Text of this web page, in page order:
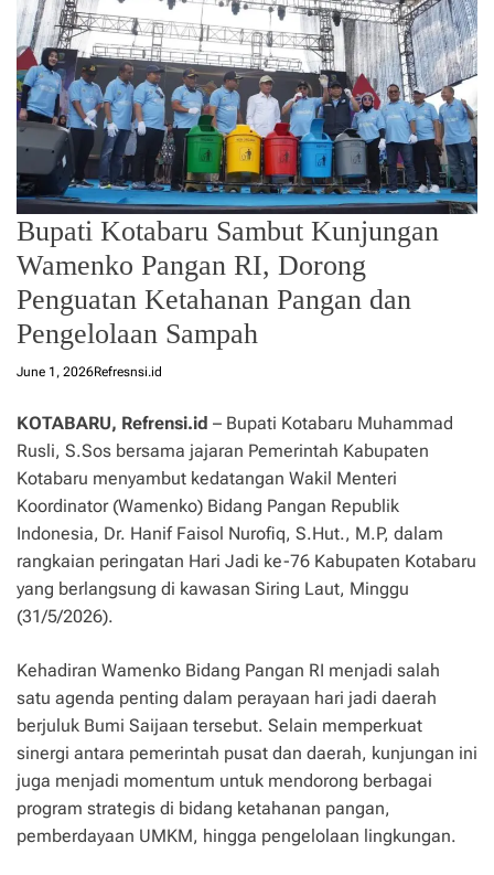
Bupati Kotabaru Sambut Kunjungan
Wamenko Pangan RI, Dorong
Penguatan Ketahanan Pangan dan
Pengelolaan Sampah
June 1, 2026Refresnsi.id
KOTABARU, Refrensi.id – Bupati Kotabaru Muhammad
Rusli, S.Sos bersama jajaran Pemerintah Kabupaten
Kotabaru menyambut kedatangan Wakil Menteri
Koordinator (Wamenko) Bidang Pangan Republik
Indonesia, Dr. Hanif Faisol Nurofiq, S.Hut., M.P, dalam
rangkaian peringatan Hari Jadi ke-76 Kabupaten Kotabaru
yang berlangsung di kawasan Siring Laut, Minggu
(31/5/2026).
Kehadiran Wamenko Bidang Pangan RI menjadi salah
satu agenda penting dalam perayaan hari jadi daerah
berjuluk Bumi Saijaan tersebut. Selain memperkuat
sinergi antara pemerintah pusat dan daerah, kunjungan ini
juga menjadi momentum untuk mendorong berbagai
program strategis di bidang ketahanan pangan,
pemberdayaan UMKM, hingga pengelolaan lingkungan.